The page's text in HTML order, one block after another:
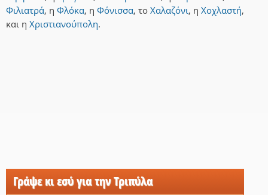
Φιλιατρά, η Φλόκα, η Φόνισσα, το Χαλαζόνι, η Χοχλαστή,
και η Χριστιανούπολη.
Γράψε κι εσύ για την Τριπύλα